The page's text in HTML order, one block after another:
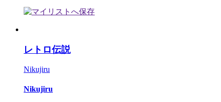
レトロ伝説
Nikujiru
Nikujiru